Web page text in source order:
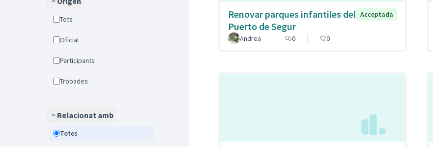
Tots
Oficial
Participants
Trobades
Relacionat amb
Totes
Renovar parques infantiles del
Puerto de Segur
Acceptada
Andrea 0 0